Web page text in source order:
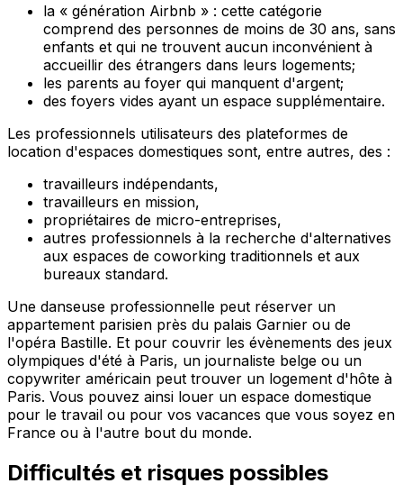
la « génération Airbnb » : cette catégorie
comprend des personnes de moins de 30 ans, sans
enfants et qui ne trouvent aucun inconvénient à
accueillir des étrangers dans leurs logements;
les parents au foyer qui manquent d'argent;
des foyers vides ayant un espace supplémentaire.
Les professionnels utilisateurs des plateformes de
location d'espaces domestiques sont, entre autres, des :
travailleurs indépendants,
travailleurs en mission,
propriétaires de micro-entreprises,
autres professionnels à la recherche d'alternatives
aux espaces de coworking traditionnels et aux
bureaux standard.
Une danseuse professionnelle peut réserver un
appartement parisien près du palais Garnier ou de
l'opéra Bastille. Et pour couvrir les évènements des jeux
olympiques d'été à Paris, un journaliste belge ou un
copywriter américain peut trouver un logement d'hôte à
Paris. Vous pouvez ainsi louer un espace domestique
pour le travail ou pour vos vacances que vous soyez en
France ou à l'autre bout du monde.
Difficultés et risques possibles